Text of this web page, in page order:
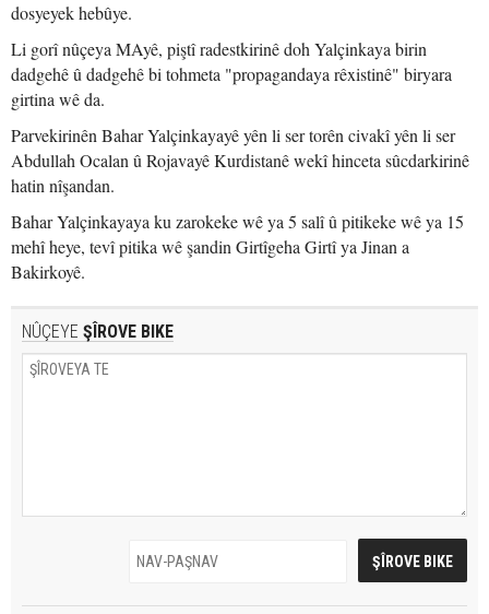
dosyeyek hebûye.
Li gorî nûçeya MAyê, piştî radestkirinê doh Yalçinkaya birin
dadgehê û dadgehê bi tohmeta "propagandaya rêxistinê" biryara
girtina wê da.
Parvekirinên Bahar Yalçinkayayê yên li ser torên civakî yên li ser
Abdullah Ocalan û Rojavayê Kurdistanê wekî hinceta sûcdarkirinê
hatin nîşandan.
Bahar Yalçinkayaya ku zarokeke wê ya 5 salî û pitikeke wê ya 15
mehî heye, tevî pitika wê şandin Girtîgeha Girtî ya Jinan a
Bakirkoyê.
NÛÇEYE ŞÎROVE BIKE